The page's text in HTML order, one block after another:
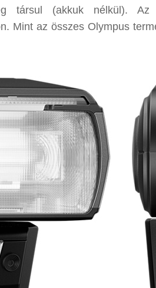
társul (akkuk nélkül). Az
Mint az összes Olympus